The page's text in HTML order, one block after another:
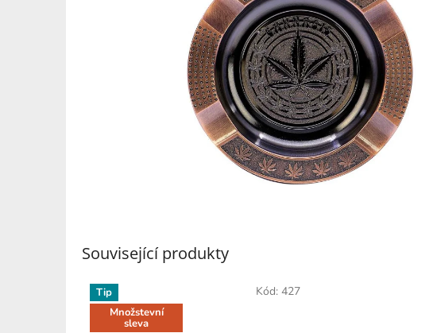
Související produkty
Tip
Množstevní
sleva
Kód: 427